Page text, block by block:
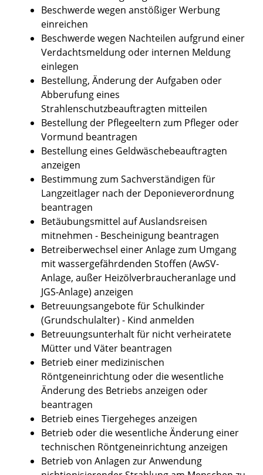
Beschwerde wegen anstößiger Werbung
einreichen
Beschwerde wegen Nachteilen aufgrund einer
Verdachtsmeldung oder internen Meldung
einlegen
Bestellung, Änderung der Aufgaben oder
Abberufung eines
Strahlenschutzbeauftragten mitteilen
Bestellung der Pflegeeltern zum Pfleger oder
Vormund beantragen
Bestellung eines Geldwäschebeauftragten
anzeigen
Bestimmung zum Sachverständigen für
Langzeitlager nach der Deponieverordnung
beantragen
Betäubungsmittel auf Auslandsreisen
mitnehmen - Bescheinigung beantragen
Betreiberwechsel einer Anlage zum Umgang
mit wassergefährdenden Stoffen (AwSV-
Anlage, außer Heizölverbraucheranlage und
JGS-Anlage) anzeigen
Betreuungsangebote für Schulkinder
(Grundschulalter) - Kind anmelden
Betreuungsunterhalt für nicht verheiratete
Mütter und Väter beantragen
Betrieb einer medizinischen
Röntgeneinrichtung oder die wesentliche
Änderung des Betriebs anzeigen oder
beantragen
Betrieb eines Tiergeheges anzeigen
Betrieb oder die wesentliche Änderung einer
technischen Röntgeneinrichtung anzeigen
Betrieb von Anlagen zur Anwendung